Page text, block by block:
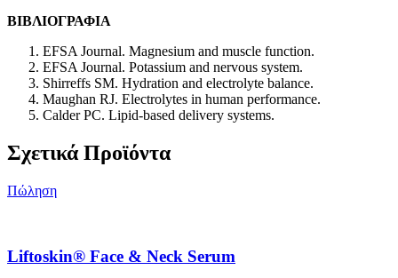
ΒΙΒΛΙΟΓΡΑΦΙΑ
EFSA Journal. Magnesium and muscle function.
EFSA Journal. Potassium and nervous system.
Shirreffs SM. Hydration and electrolyte balance.
Maughan RJ. Electrolytes in human performance.
Calder PC. Lipid-based delivery systems.
Σχετικά Προϊόντα
Πώληση
Liftoskin® Face & Neck Serum